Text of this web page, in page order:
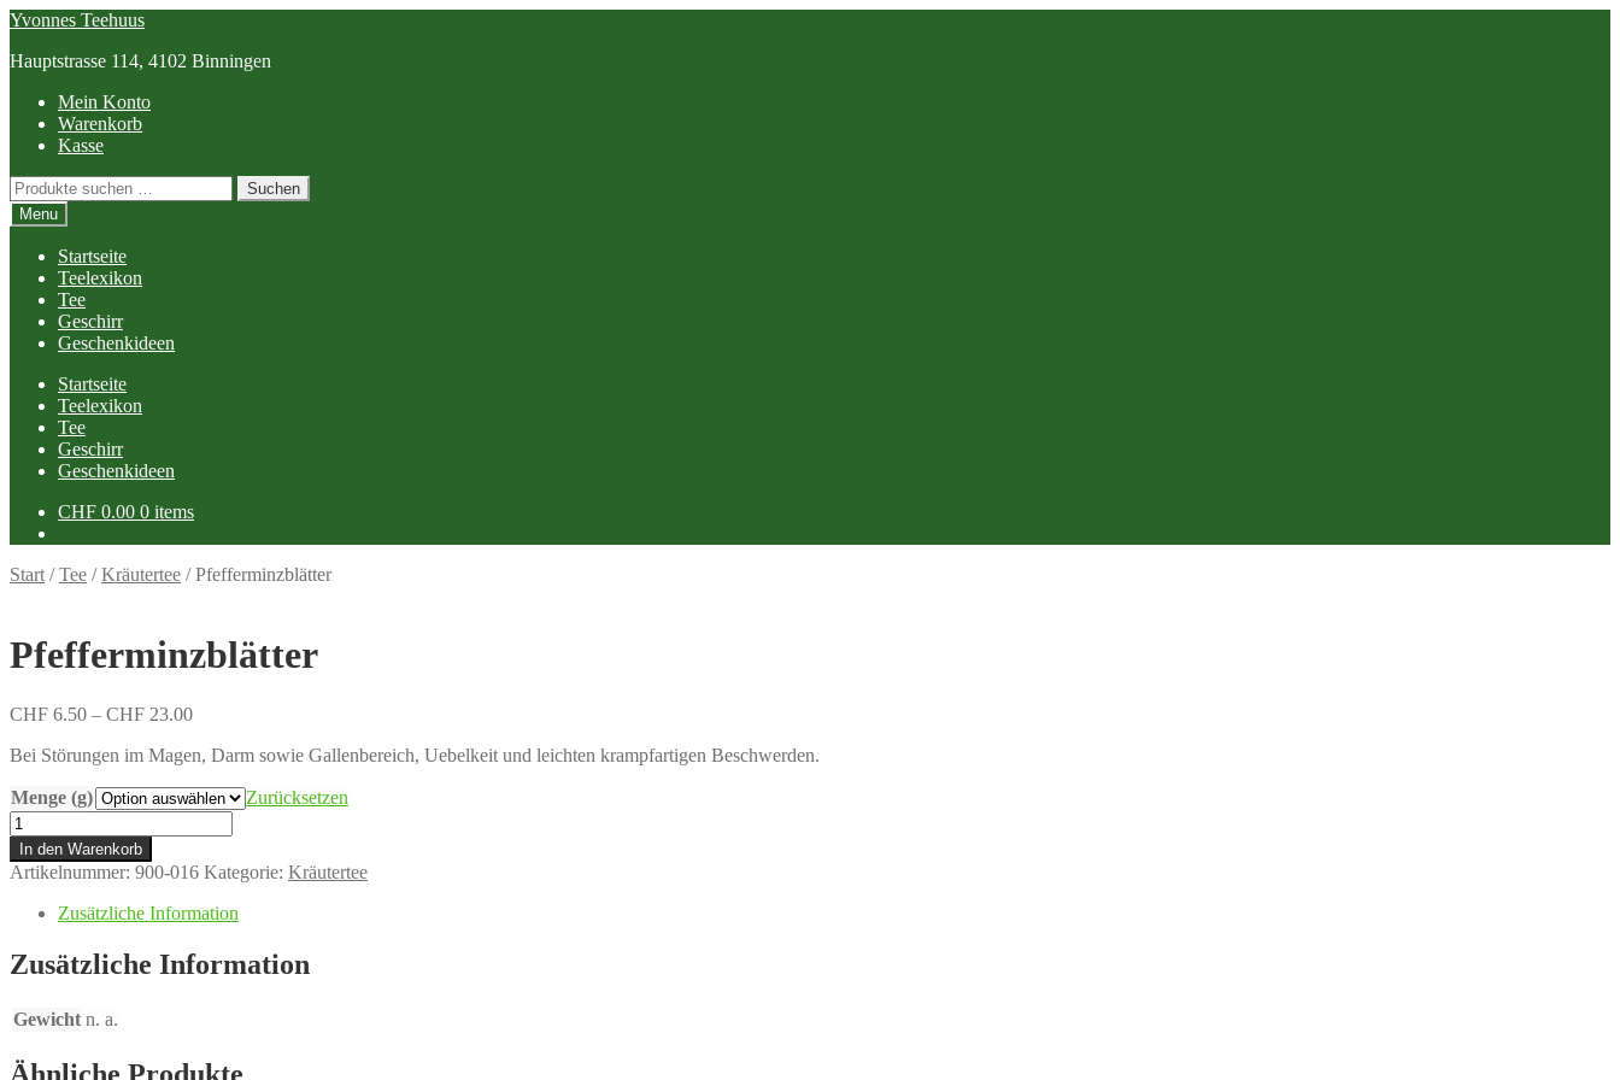
Skip
navigation
Skip
content
Yvonnes Teehuus
Hauptstrasse 114, 4102 Binningen
Mein Konto
Warenkorb
Kasse
Suchen
nach:
Suchen
Menu
Startseite
Teelexikon
Tee
Geschirr
Geschenkideen
Startseite
Teelexikon
Tee
Geschirr
Geschenkideen
CHF 0.00 0 items
Start /Tee /Kräutertee /Pfefferminzblätter
Pfefferminzblätter
CHF 6.50 – CHF 23.00Preisspanne:
bis
Bei Störungen im Magen, Darm sowie Gallenbereich, Uebelkeit und leichten krampfartigen Beschwerden.
Menge (g)
Zurücksetzen
Pfefferminzblätter
Menge
In den Warenkorb
Artikelnummer: 900-016 Kategorie: Kräutertee
Zusätzliche Information
Zusätzliche Information
Gewicht n. a.
Ähnliche Produkte